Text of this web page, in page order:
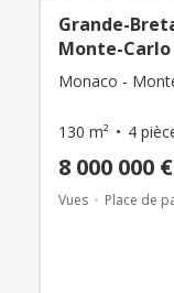
Grande-
Monte-Carlo
Monaco -
130 m² 4
8 000 000 €
Vues Place de